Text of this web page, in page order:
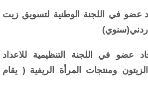
عضو في اللجنة الوطنية لتسويق زيت
عضو في اللجنة التنظيمية للاعداد
ومنتجات المرأة الريفية ( يقام